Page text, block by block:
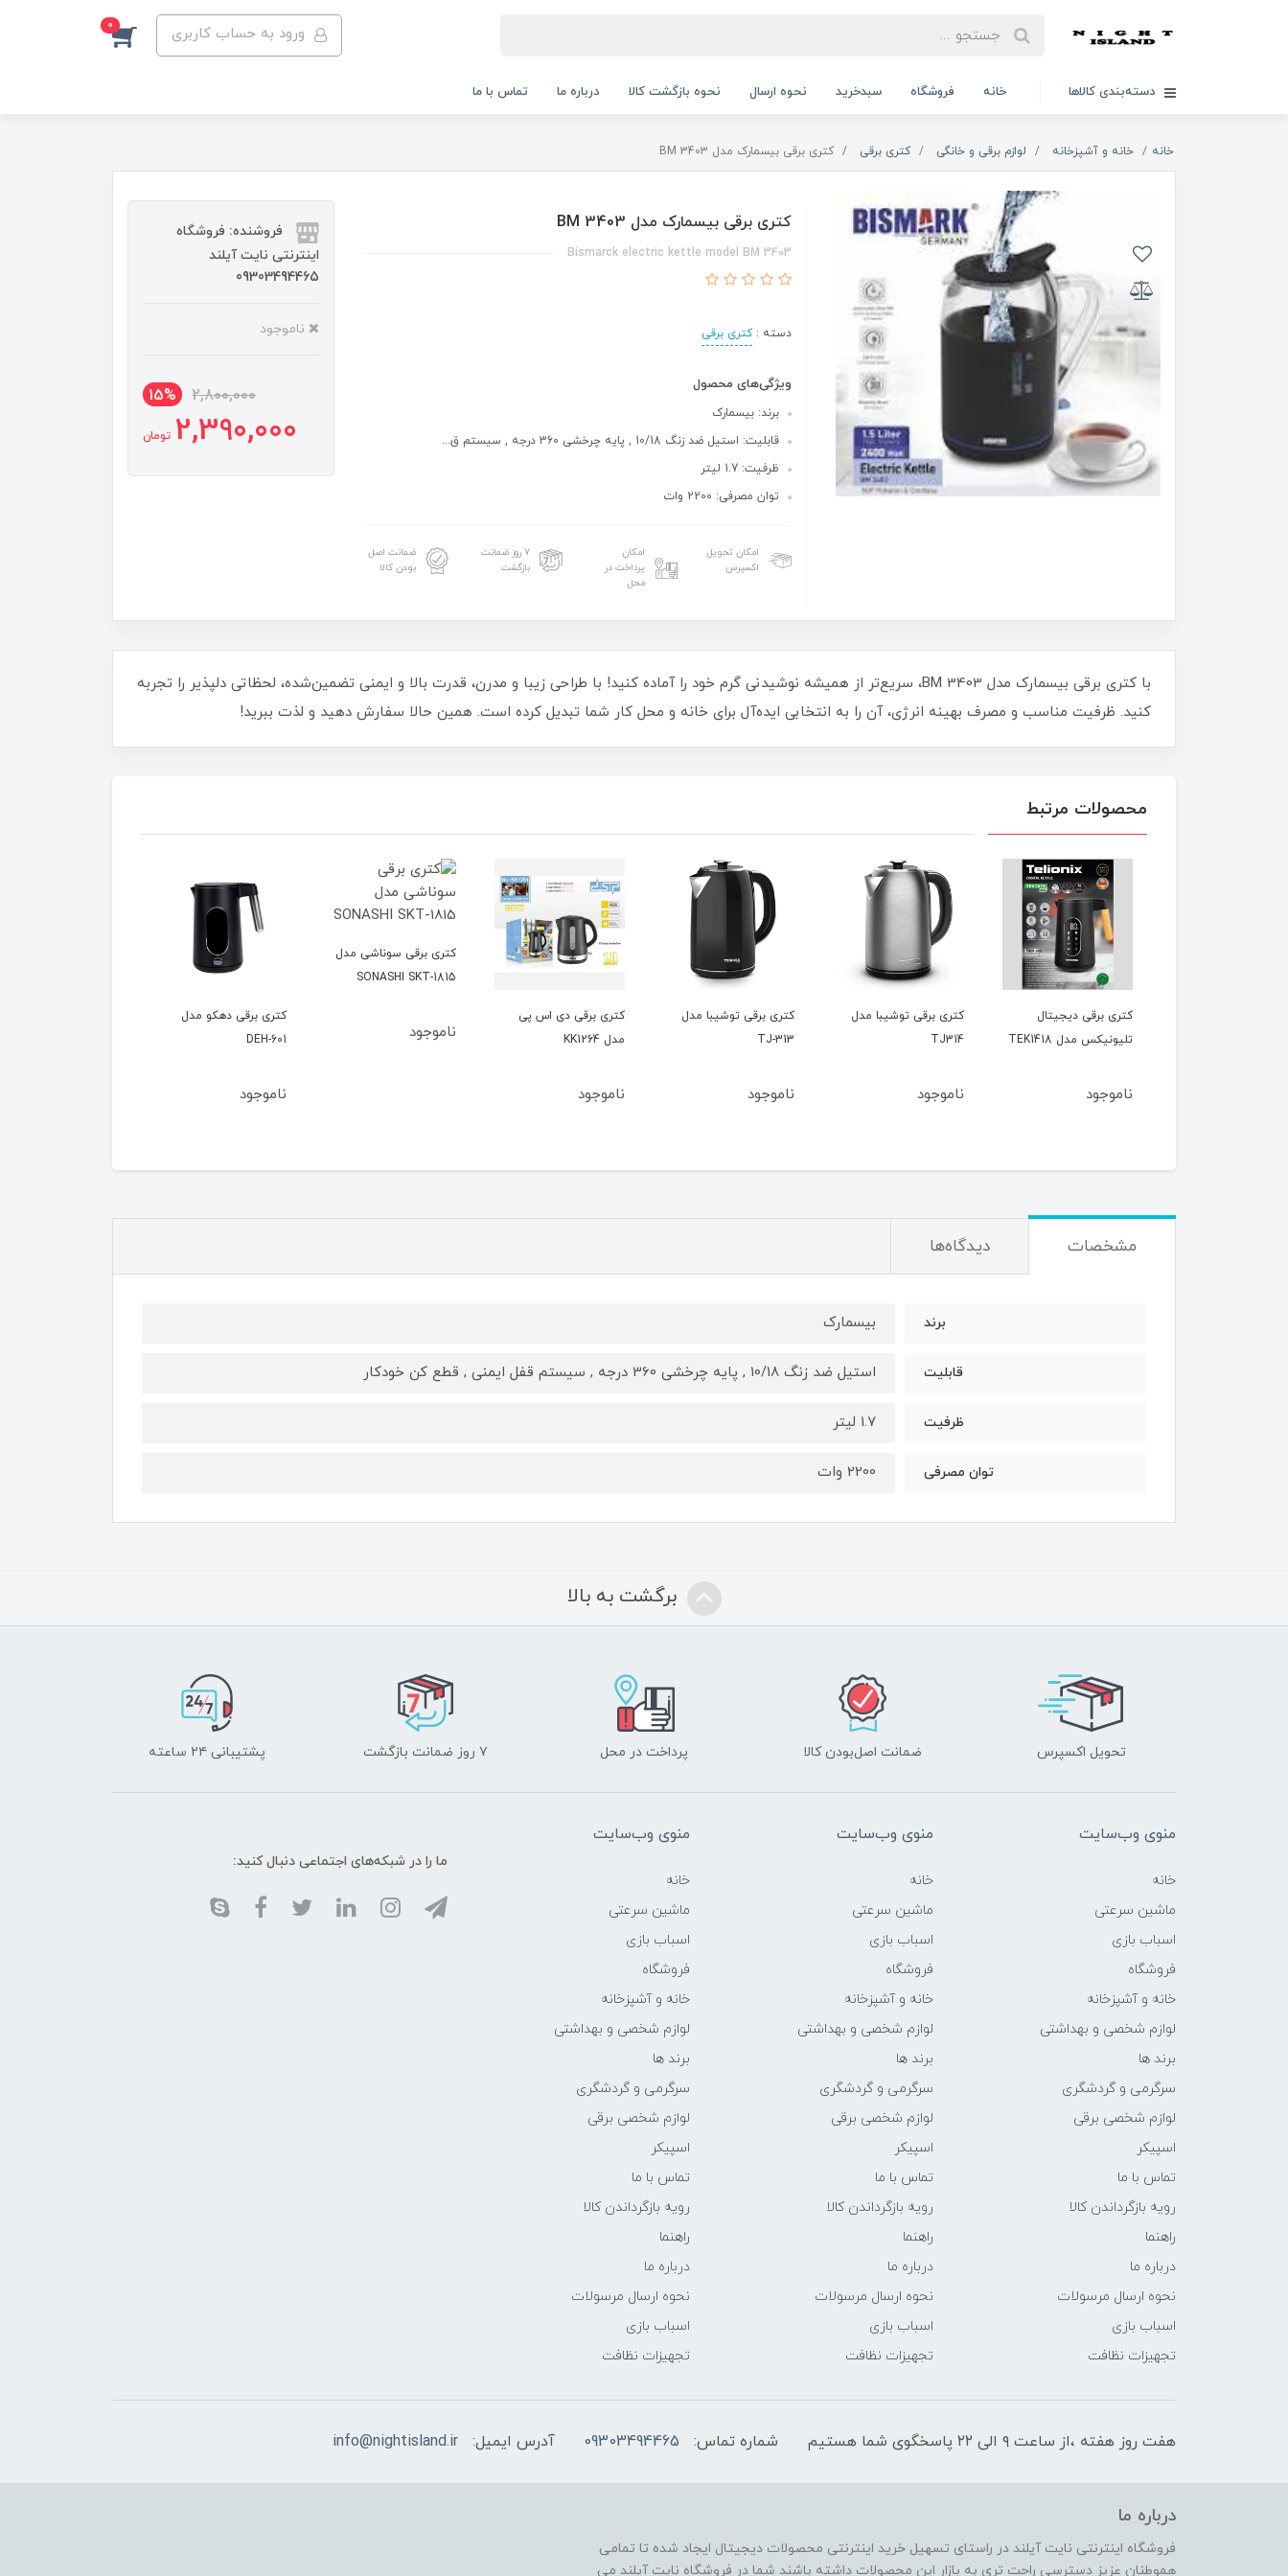
ورود به حساب کاربری 0
دسته‌بندی کالاها خانه فروشگاه سبدخرید نحوه ارسال نحوه بازگشت کالا درباره ما تماس با ما
خانه خانه و آشپزخانه لوازم برقی و خانگی کتری برقی کتری برقی بیسمارک مدل BM 3403
کتری برقی بیسمارک مدل BM 3403
Bismarck electric kettle model BM 3403
دسته :کتری برقی
ویژگی‌های محصول
برند: بیسمارک
قابلیت: استیل ضد زنگ 10/18 , پایه چرخشی 360 درجه , سیستم ق...
ظرفیت: 1.7 لیتر
توان مصرفی: 2200 وات
امکان تحویل
اکسپرس
امکان
پرداخت در
محل
۷ روز ضمانت
بازگشت
ضمانت اصل
بودن کالا
فروشنده: فروشگاه
اینترنتی نایت آیلند
09303494465
ناموجود
2,800,000
15%
2,390,000 تومان
با کتری برقی بیسمارک مدل BM 3403، سریع‌تر از همیشه نوشیدنی گرم خود را آماده کنید! با طراحی زیبا و مدرن، قدرت بالا و ایمنی تضمین‌شده، لحظاتی دلپذیر را تجربه
کنید. ظرفیت مناسب و مصرف بهینه انرژی، آن را به انتخابی ایده‌آل برای خانه و محل کار شما تبدیل کرده است. همین حالا سفارش دهید و لذت ببرید!
محصولات مرتبط
کتری برقی دیجیتال
تلیونیکس مدل TEK1418
ناموجود
کتری برقی توشیبا مدل
TJ314
ناموجود
کتری برقی توشیبا مدل
TJ-313
ناموجود
کتری برقی دی اس پی
مدل KK1264
ناموجود
کتری برقی سوناشی مدل
SONASHI SKT-1815
ناموجود
کتری برقی دهکو مدل
DEH-601
ناموجود
مشخصات دیدگاه‌ها
برند بیسمارک
قابلیت استیل ضد زنگ 10/18 , پایه چرخشی 360 درجه , سیستم قفل ایمنی , قطع کن خودکار
ظرفیت 1.7 لیتر
توان مصرفی 2200 وات
برگشت به بالا
تحویل اکسپرس ضمانت اصل‌بودن کالا پرداخت در محل ۷ روز ضمانت بازگشت پشتیبانی ۲۴ ساعته
منوی وب‌سایت
خانه
ماشین سرعتی
اسباب بازی
فروشگاه
خانه و آشپزخانه
لوازم شخصی و بهداشتی
برند ها
سرگرمی و گردشگری
لوازم شخصی برقی
اسپیکر
تماس با ما
رویه بازگرداندن کالا
راهنما
درباره ما
نحوه ارسال مرسولات
اسباب بازی
تجهیزات نظافت
منوی وب‌سایت
خانه
ماشین سرعتی
اسباب بازی
فروشگاه
خانه و آشپزخانه
لوازم شخصی و بهداشتی
برند ها
سرگرمی و گردشگری
لوازم شخصی برقی
اسپیکر
تماس با ما
رویه بازگرداندن کالا
راهنما
درباره ما
نحوه ارسال مرسولات
اسباب بازی
تجهیزات نظافت
منوی وب‌سایت
خانه
ماشین سرعتی
اسباب بازی
فروشگاه
خانه و آشپزخانه
لوازم شخصی و بهداشتی
برند ها
سرگرمی و گردشگری
لوازم شخصی برقی
اسپیکر
تماس با ما
رویه بازگرداندن کالا
راهنما
درباره ما
نحوه ارسال مرسولات
اسباب بازی
تجهیزات نظافت
ما را در شبکه‌های اجتماعی دنبال کنید:
هفت روز هفته ،از ساعت ۹ الی ۲۲ پاسخگوی شما هستیم شماره تماس: 09303494465 آدرس ایمیل: info@nightisland.ir
درباره ما
فروشگاه اینترنتی نایت آیلند در راستای تسهیل خرید اینترنتی محصولات دیجیتال ایجاد شده تا تمامی
هموطنان عزیز دسترسی راحت تری به بازار این محصولات داشته باشند شما در فروشگاه نایت آیلند می